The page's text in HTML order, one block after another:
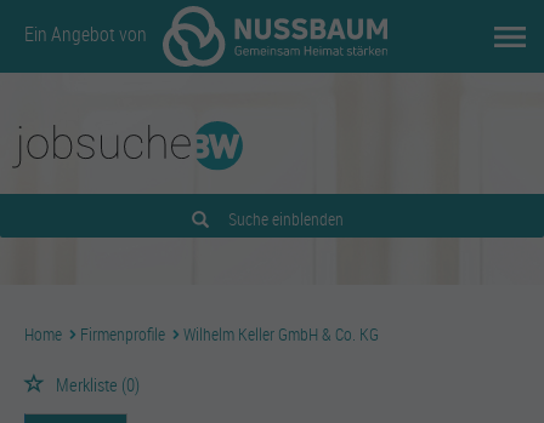
Ein Angebot von
Suche einblenden
Home Firmenprofile Wilhelm Keller GmbH & Co. KG
Merkliste (0)